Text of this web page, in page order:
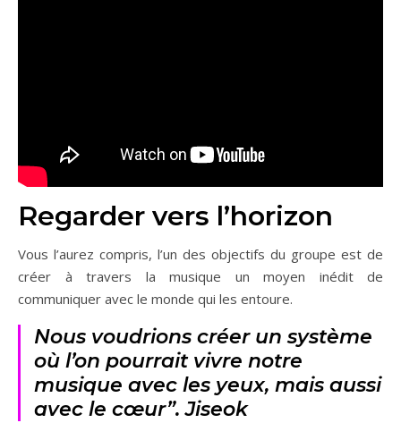
Regarder vers l’horizon
Vous l’aurez compris, l’un des objectifs du groupe est de
créer à travers la musique un moyen inédit de
communiquer avec le monde qui les entoure.
Nous voudrions créer un système
où l’on pourrait vivre notre
musique avec les yeux, mais aussi
avec le cœur”. Jiseok